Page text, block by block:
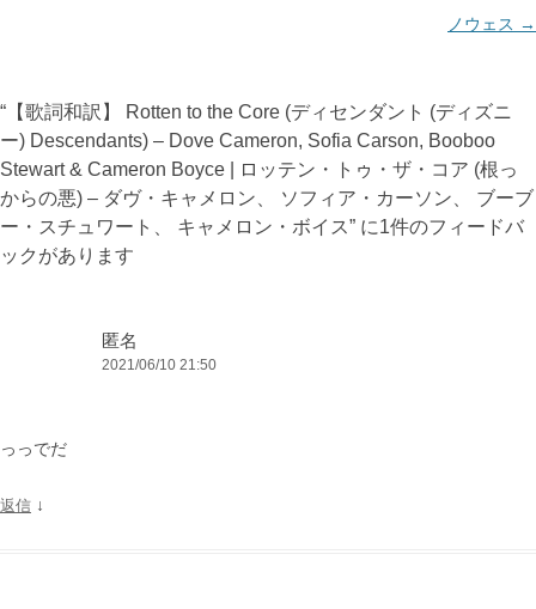
ノウェス →
“ 【歌詞和訳】 Rotten to the Core (ディセンダント (ディズニ
ー) Descendants) – Dove Cameron, Sofia Carson, Booboo
Stewart & Cameron Boyce | ロッテン・トゥ・ザ・コア (根っ
からの悪) – ダヴ・キャメロン、 ソフィア・カーソン、 ブーブ
ー・スチュワート、 キャメロン・ボイス” に1件のフィードバ
ックがあります
匿名
2021/06/10 21:50
っっでだ
返信 ↓